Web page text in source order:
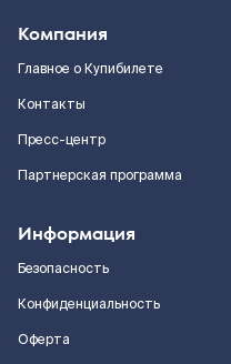
Компания
Главное о Купибилете
Контакты
Пресс-центр
Партнерская программа
Информация
Безопасность
Конфиденциальность
Оферта